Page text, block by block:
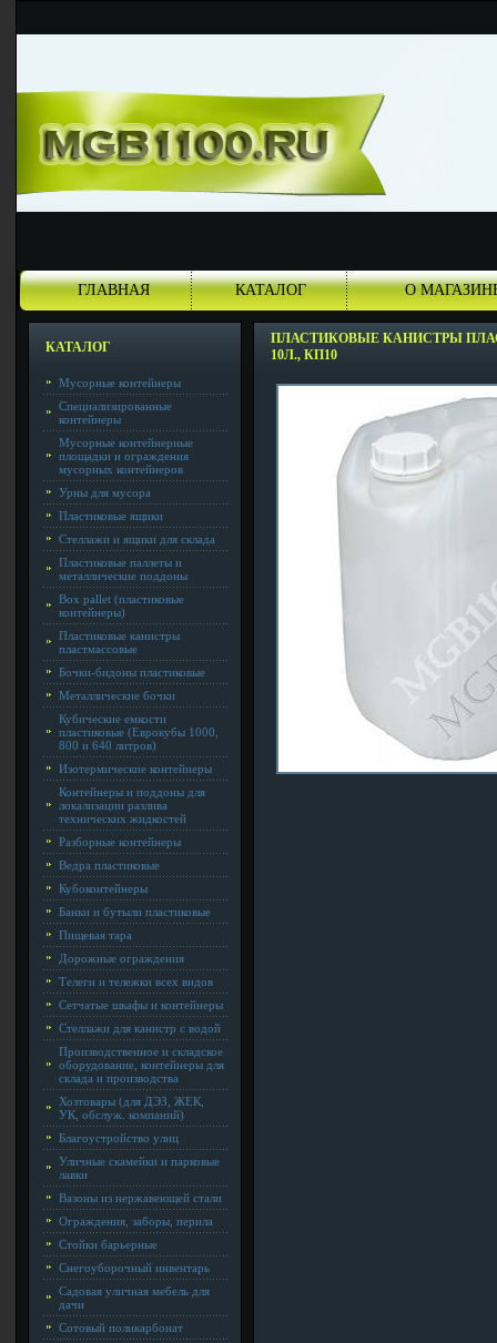
ГЛАВНАЯ КАТАЛОГ О
КАТАЛОГ
Мусорные контейнеры
Специализированные
контейнеры
Мусорные контейнерные
площадки и ограждения
мусорных контейнеров
Урны для мусора
Пластиковые ящики
Стеллажи и ящики для склада
Пластиковые паллеты и
металлические поддоны
Box pallet (пластиковые
контейнеры)
Пластиковые канистры
пластмассовые
Бочки-бидоны пластиковые
Металлические бочки
Кубические емкости
пластиковые (Еврокубы 1000,
800 и 640 литров)
Изотермические контейнеры
Контейнеры и поддоны для
локализации разлива
технических жидкостей
Разборные контейнеры
Ведра пластиковые
Кубоконтейнеры
Банки и бутыли пластиковые
Пищевая тара
Дорожные ограждения
Телеги и тележки всех видов
Сетчатые шкафы и контейнеры
Стеллажи для канистр с водой
Производственное и складское
оборудование, контейнеры для
склада и производства
Хозтовары (для ДЭЗ, ЖЕК,
УК, обслуж. компаний)
Благоустройство улиц
Уличные скамейки и парковые
лавки
Вазоны из нержавеющей стали
Ограждения, заборы, перила
Стойки барьерные
Снегоуборочный инвентарь
Садовая уличная мебель для
дачи
Сотовый поликарбонат
ПЛАСТИКОВЫЕ КАНИСТРЫ
10Л., КП10